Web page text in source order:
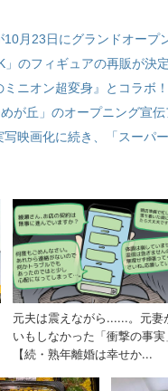
月23日にグランドオープ
のフィギュアの再販が決
ミニオン超変身』とコラボ
が丘」のオープニング宣
映画化に続き、「スーパ